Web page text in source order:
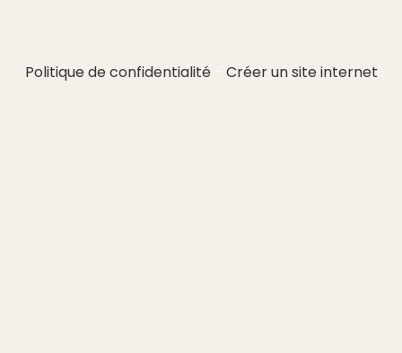
Politique de confidentialité Créer un site internet